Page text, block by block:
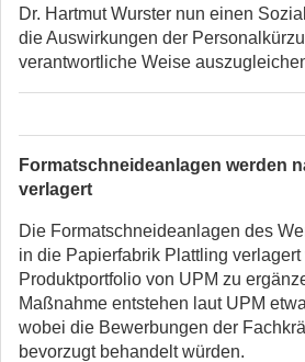
Dr. Hartmut Wurster nun einen
die Auswirkungen der
verantwortliche Weise
Formatschneideanlagen werden
verlagert
Die Formatschneideanlagen des
in die Papierfabrik Plattling
Produktportfolio von UPM zu
Maßnahme entstehen laut UPM
wobei die Bewerbungen der
bevorzugt behandelt würden.